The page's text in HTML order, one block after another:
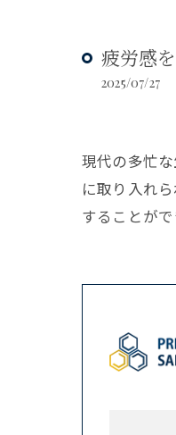
疲労感
2025/07/27
現代の多忙
に取り入れ
することが